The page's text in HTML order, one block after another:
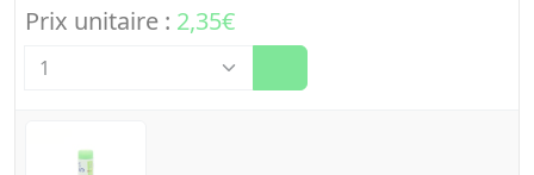
Prix unitaire : 2,35€